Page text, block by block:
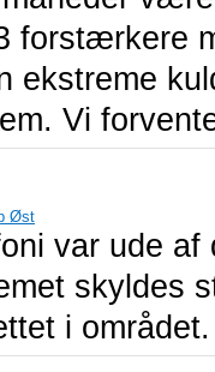
forstærkere
ekstreme
Vi
Øst
var ude
skyldes
i området.